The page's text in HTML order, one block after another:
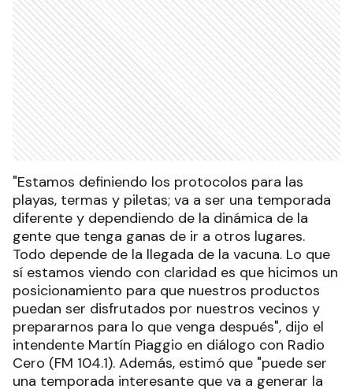
"Estamos definiendo los protocolos para las
playas, termas y piletas; va a ser una temporada
diferente y dependiendo de la dinámica de la
gente que tenga ganas de ir a otros lugares.
Todo depende de la llegada de la vacuna. Lo que
sí estamos viendo con claridad es que hicimos un
posicionamiento para que nuestros productos
puedan ser disfrutados por nuestros vecinos y
prepararnos para lo que venga después", dijo el
intendente Martín Piaggio en diálogo con Radio
Cero (FM 104.1). Además, estimó que "puede ser
una temporada interesante que va a generar la